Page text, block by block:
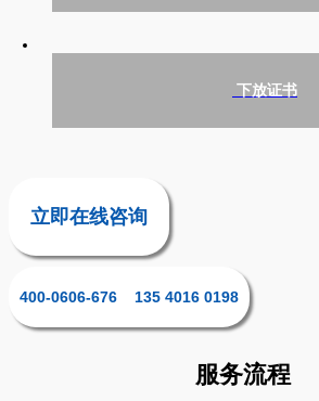
下放证书
立即在线咨询
400-0606-676 135 4016 0198
服务流程